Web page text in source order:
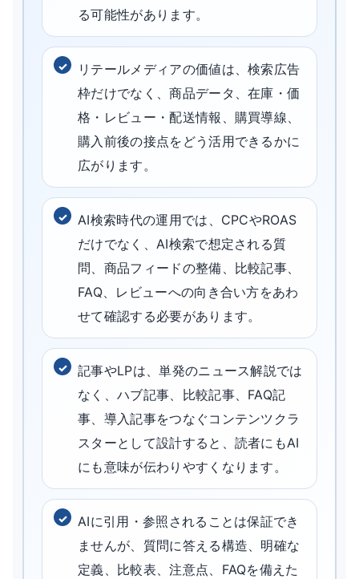
る可能性があります。
リテールメディアの価値は、検索広告
枠だけでなく、商品データ、在庫・価
格・レビュー・配送情報、購買導線、
購入前後の接点をどう活用できるかに
広がります。
AI検索時代の運用では、CPCやROAS
だけでなく、AI検索で想定される質
問、商品フィードの整備、比較記事、
FAQ、レビューへの向き合い方をあわ
せて確認する必要があります。
記事やLPは、単発のニュース解説では
なく、ハブ記事、比較記事、FAQ記
事、導入記事をつなぐコンテンツクラ
スターとして設計すると、読者にもAI
にも意味が伝わりやすくなります。
AIに引用・参照されることは保証でき
ませんが、質問に答える構造、明確な
定義、比較表、注意点、FAQを備えた